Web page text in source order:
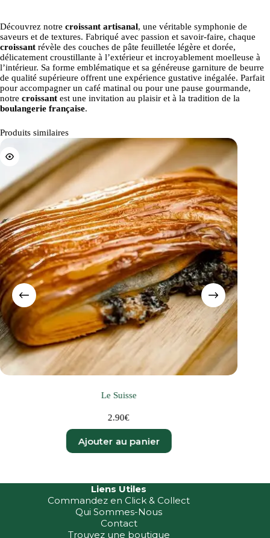
Découvrez notre croissant artisanal, une véritable symphonie de
saveurs et de textures. Fabriqué avec passion et savoir-faire, chaque
croissant révèle des couches de pâte feuilletée légère et dorée,
délicatement croustillante à l’extérieur et incroyablement moelleuse à
l’intérieur. Sa forme emblématique et sa généreuse garniture de beurre
de qualité supérieure offrent une expérience gustative inégalée. Parfait
pour accompagner un café matinal ou pour une pause gourmande,
notre croissant est une invitation au plaisir et à la tradition de la
boulangerie française.
Produits similaires
Le Suisse
2.90€
Ajouter au panier
Liens Utiles
Commandez en Click & Collect
Qui Sommes-Nous
Contact
Trouvez une boutique